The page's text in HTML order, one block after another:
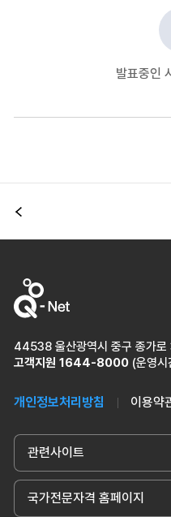
발표중인
이전
44538 울산광역시 중구 종가
고객지원 1644-8000 (운영
개인정보처리방침 이용약
관련사이트
국가전문자격 홈페이지